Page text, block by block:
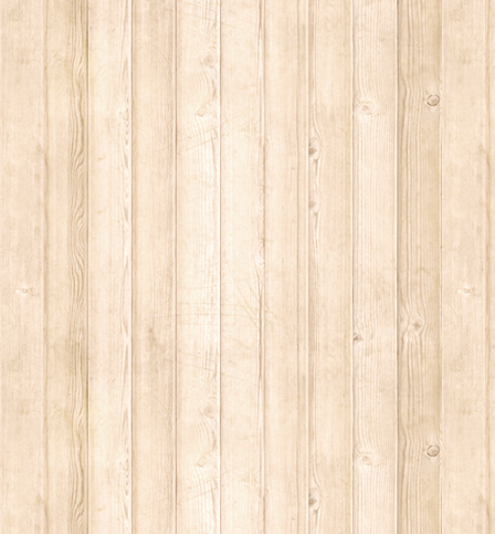
без письменного разрешения автора - запрещено, и будет преследоваться по